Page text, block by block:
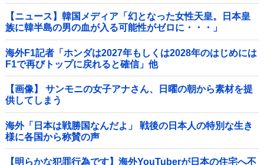
【ニュース】韓国メディア「幻となった女性天皇。日本皇
族に韓半島の男の血が入る可能性がゼロに・・・」
海外F1記者「ホンダは2027年もしくは2028年のはじめには
F1で再びトップに戻れると確信」他
【画像】 サンモニの女子アナさん、日曜の朝から素材を提
供してしまう
海外「日本は戦勝国なんだよ」 戦後の日本人の特別な生き
様に各国から称賛の声
【明らかな犯罪行為です】海外YouTuberが日本の住宅へ不